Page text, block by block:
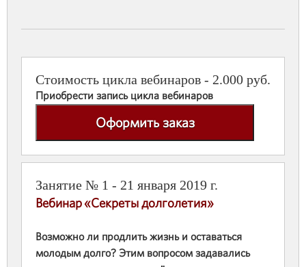
Стоимость цикла вебинаров - 2.000 руб.
Приобрести запись цикла вебинаров
Оформить заказ
Занятие № 1 - 21 января 2019 г.
Вебинар «Секреты долголетия»
Возможно ли продлить жизнь и оставаться
молодым долго? Этим вопросом задавались